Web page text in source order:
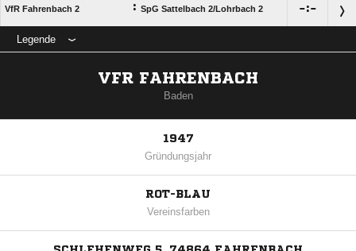
VfR Fahrenbach 2 : SpG Sattelbach 2/​Lohrbach 2 :
Legende
VFR FAHRENBACH
Baden
1947
Gründungsjahr
ROT-BLAU
Vereinsfarben